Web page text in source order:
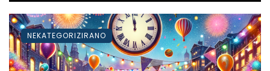
NEKATEGORIZIRANO